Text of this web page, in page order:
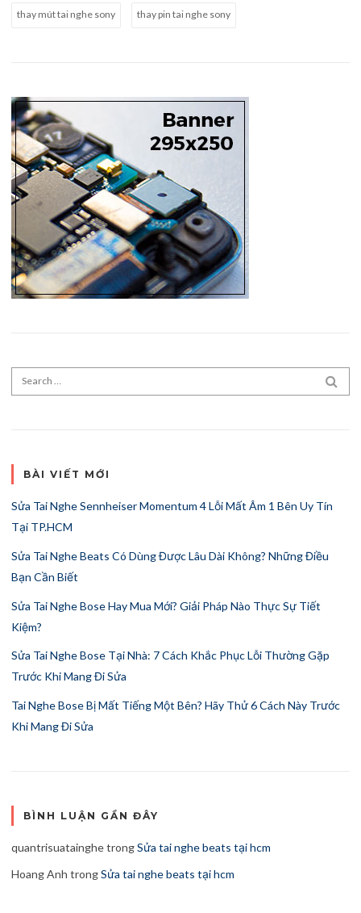
thay mút tai nghe sony thay pin tai nghe sony
Search for:
BÀI VIẾT MỚI
Sửa Tai Nghe Sennheiser Momentum 4 Lỗi Mất Âm 1 Bên Uy Tín
Tại TP.HCM
Sửa Tai Nghe Beats Có Dùng Được Lâu Dài Không? Những Điều
Bạn Cần Biết
Sửa Tai Nghe Bose Hay Mua Mới? Giải Pháp Nào Thực Sự Tiết
Kiệm?
Sửa Tai Nghe Bose Tại Nhà: 7 Cách Khắc Phục Lỗi Thường Gặp
Trước Khi Mang Đi Sửa
Tai Nghe Bose Bị Mất Tiếng Một Bên? Hãy Thử 6 Cách Này Trước
Khi Mang Đi Sửa
BÌNH LUẬN GẦN ĐÂY
quantrisuatainghetrongSửa tai nghe beats tại hcm
Hoang Anh trongSửa tai nghe beats tại hcm